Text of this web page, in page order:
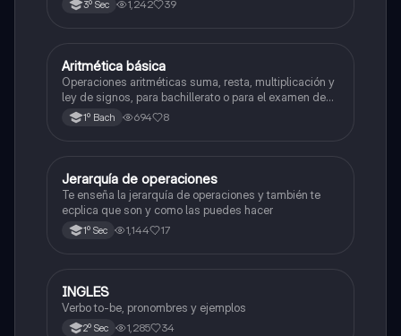
3º Sec 1,242 39
Matemáticas
Aritmética básica
Operaciones aritméticas suma, resta, multiplicación y
ley de signos, para bachillerato o para el examen de
admisión a la universidad
1º Bach 694 8
Matemáticas
Jerarquía de operaciones
Te enseña la jerarquía de operaciones y también te
ecplica que son y como las puedes hacer
1º Sec 1,144 17
Inglés
INGLES
Verbo to-be, pronombres y ejemplos
2º Sec 1,285 34